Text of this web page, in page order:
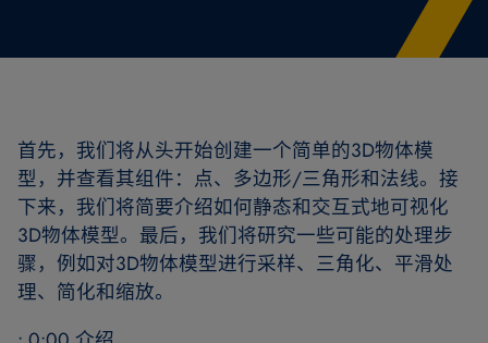
首先，我们将从头开始创建一个简单的3D物体模
型，并查看其组件：点、多边形/三角形和法线。接
下来，我们将简要介绍如何静态和交互式地可视化
3D物体模型。最后，我们将研究一些可能的处理步
骤，例如对3D物体模型进行采样、三角化、平滑处
理、简化和缩放。